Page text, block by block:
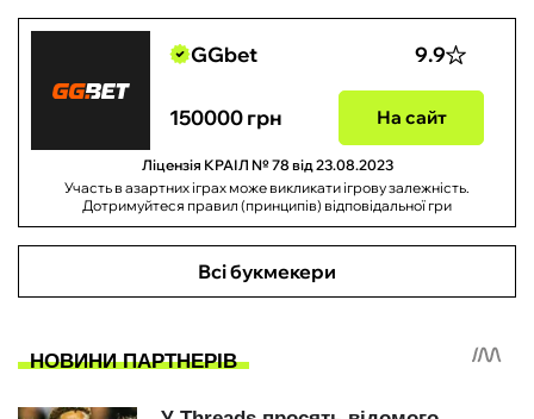
GGbet 9.9
150000 грн На сайт
Ліцензія КРАІЛ № 78 від 23.08.2023
Участь в азартних іграх може викликати ігрову залежність.
Дотримуйтеся правил (принципів) відповідальної гри
Всі букмекери